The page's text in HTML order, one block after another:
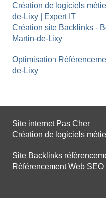
Création de logiciels
de-Lixy | Expert IT
Création site Backlinks -
Martin-de-Lixy
Optimisation
de-Lixy
Site internet Pas Cher
Création de logiciels
Site Backlinks
Référencement Web SEO